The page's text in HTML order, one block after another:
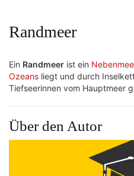
Randmeer
Ein Randmeer ist ein
Ozeans liegt und durch
Tiefseerinnen vom Hauptmeer
Über den Autor